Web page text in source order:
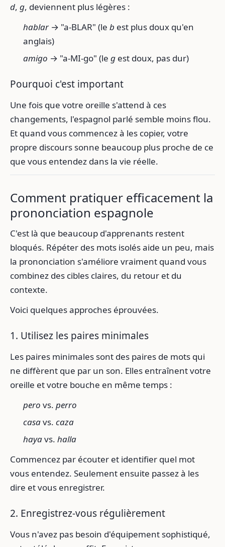
d, g, deviennent plus légères :
hablar→ "a-BLAR" (le b est plus doux qu'en
anglais)
amigo → "a-MI-go" (le g est doux, pas dur)
Pourquoi c'est important
Une fois que votre oreille s'attend à ces
changements, l'espagnol parlé semble moins flou.
Et quand vous commencez à les copier, votre
propre discours sonne beaucoup plus proche de ce
que vous entendez dans la vie réelle.
Comment pratiquer efficacement la
prononciation espagnole
C'est là que beaucoup d'apprenants restent
bloqués. Répéter des mots isolés aide un peu, mais
la prononciation s'améliore vraiment quand vous
combinez des cibles claires, du retour et du
contexte.
Voici quelques approches éprouvées.
1. Utilisez les paires minimales
Les paires minimales sont des paires de mots qui
ne diffèrent que par un son. Elles entraînent votre
oreille et votre bouche en même temps :
pero vs. perro
casavs. caza
hayavs. halla
Commencez par écouter et identifier quel mot
vous entendez. Seulement ensuite passez à les
dire et vous enregistrer.
2. Enregistrez-vous régulièrement
Vous n'avez pas besoin d'équipement sophistiqué,